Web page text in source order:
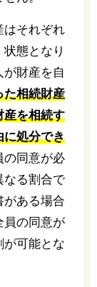
はそれぞれ
態となり
が財産を自
た相続財産
産を相続す
に処分でき
の同意が必
なる割合で
がある場合
員の同意が
が可能とな